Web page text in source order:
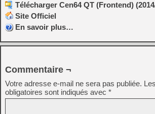
Télécharger Cen64 QT (Frontend)
Site Officiel
En savoir plus…
Commentaire ¬
Votre adresse e-mail ne sera pas publiée.
obligatoires sont indiqués avec *